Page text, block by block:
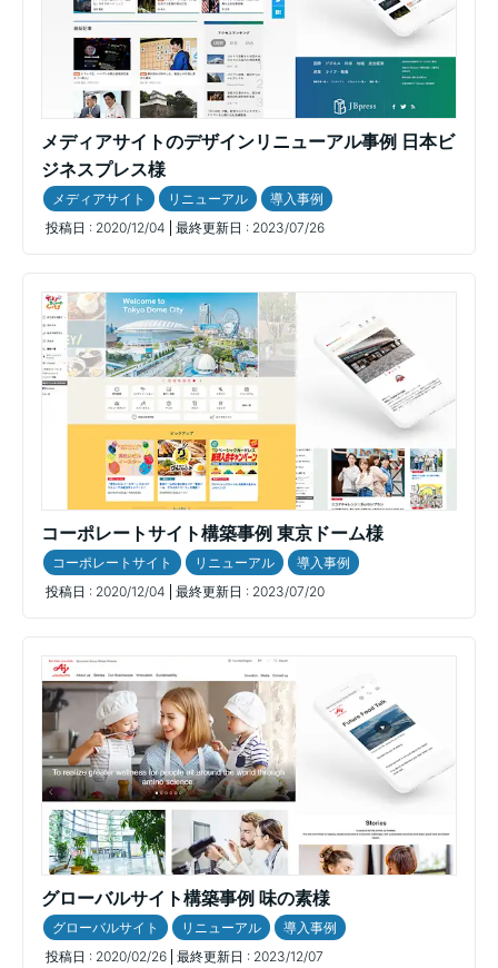
メディアサイトのデザインリニューアル事例 日本ビ
ジネスプレス様
メディアサイト リニューアル
導入事例
投稿日 : 2020/12/04 最終更新日 : 2023/07/26
コーポレートサイト構築事例 東京ドーム様
コーポレートサイト リニューアル
導入事例
投稿日 : 2020/12/04 最終更新日 : 2023/07/20
グローバルサイト構築事例 味の素様
グローバルサイト リニューアル
導入事例
投稿日 : 2020/02/26 最終更新日 : 2023/12/07